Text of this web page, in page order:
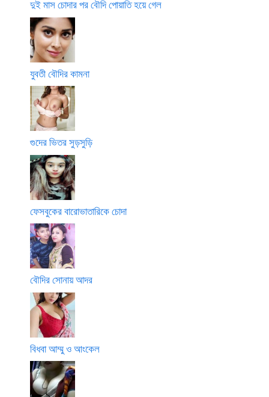
দুই মাস চোদার পর বৌদি পোয়াতি হয়ে গেল
যুবতী বৌদির কামনা
গুদের ভিতর সুড়সুড়ি
ফেসবুকের বারোভাতারিকে চোদা
বৌদির সোনায় আদর
বিধবা আম্মু ও আংকেল